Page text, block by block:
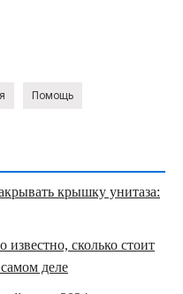
Помощь
крышку унитаза:
сколько стоит
деле